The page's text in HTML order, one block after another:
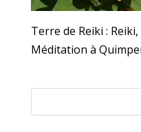
Terre de Reiki :
Méditation à